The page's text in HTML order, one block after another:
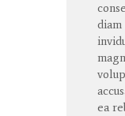
diam
ea